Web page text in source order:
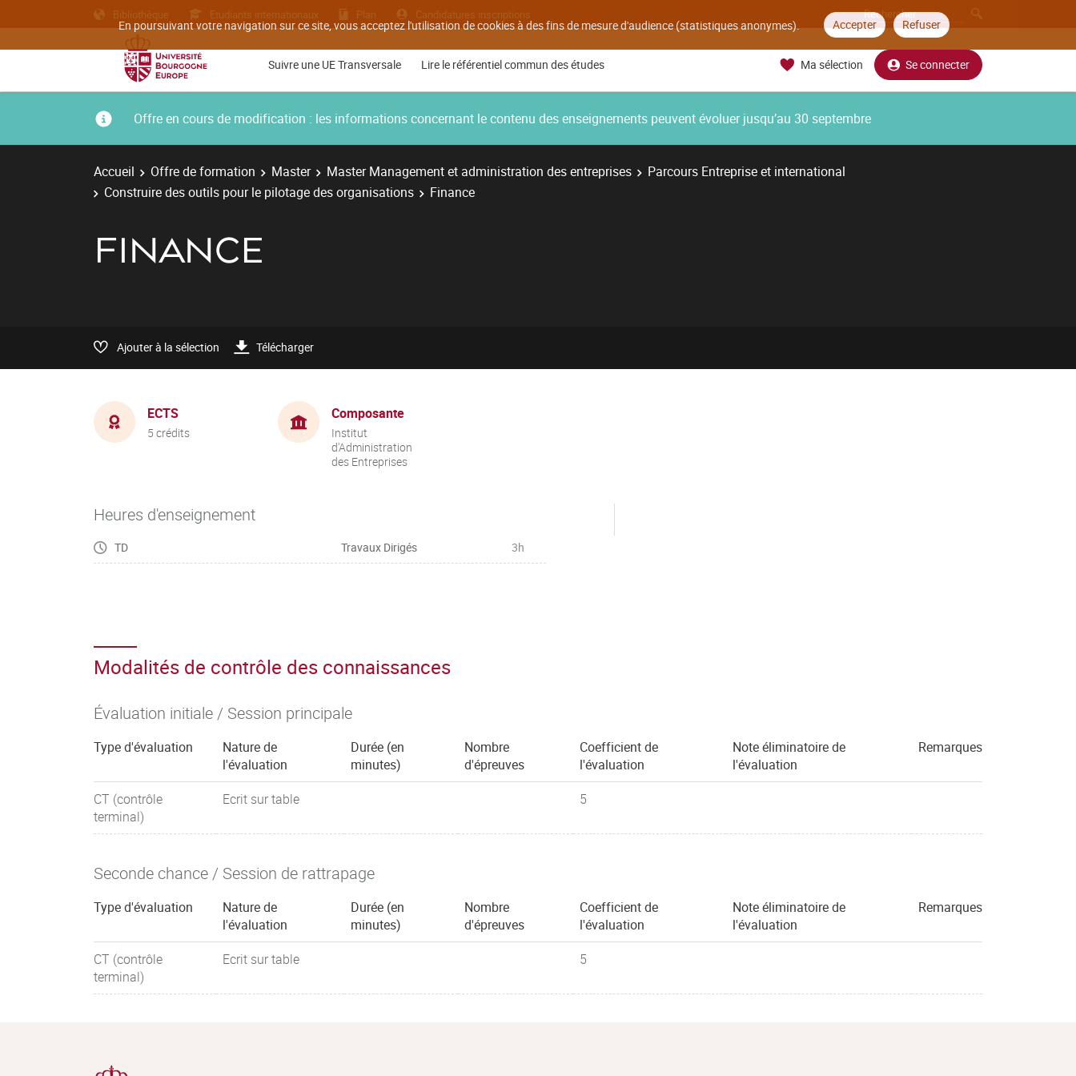
En poursuivant votre navigation sur ce site, vous acceptez l'utilisation de cookies à des fins de mesure d'audience (statistiques anonymes). Accepter Refuser
Bibliothèque Etudiants internationaux Plan Candidatures inscriptions
Suivre une UE Transversale Lire le référentiel commun des études Ma sélection Se connecter
Offre en cours de modification : les informations concernant le contenu des enseignements peuvent évoluer jusqu’au 30 septembre
Accueil Offre de formation Master Master Management et administration des entreprises
Parcours Entreprise et international
Construire des outils pour le pilotage des organisations
Finance
FINANCE
Ajouter à la sélection Télécharger
ECTS
5 crédits
Composante
Institut
d'Administration
des Entreprises
Heures d'enseignement
TD Travaux Dirigés 3h
Modalités de contrôle des connaissances
Évaluation initiale / Session principale
Type d'évaluation
Nature de
l'évaluation
Durée (en
minutes)
Nombre
d'épreuves
Coefficient de
l'évaluation
Note éliminatoire de
l'évaluation
Remarques
CT (contrôle
terminal)
Ecrit sur table 5
Seconde chance / Session de rattrapage
Type d'évaluation
Nature de
l'évaluation
Durée (en
minutes)
Nombre
d'épreuves
Coefficient de
l'évaluation
Note éliminatoire de
l'évaluation
Remarques
CT (contrôle
terminal)
Ecrit sur table 5